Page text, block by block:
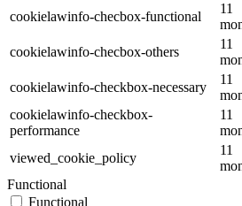
cookielawinfo-checbox-functional
11
cookielawinfo-checbox-others
11
cookielawinfo-checkbox-necessary
11
cookielawinfo-checkbox-
performance
11
viewed_cookie_policy
11
Functional
Functional